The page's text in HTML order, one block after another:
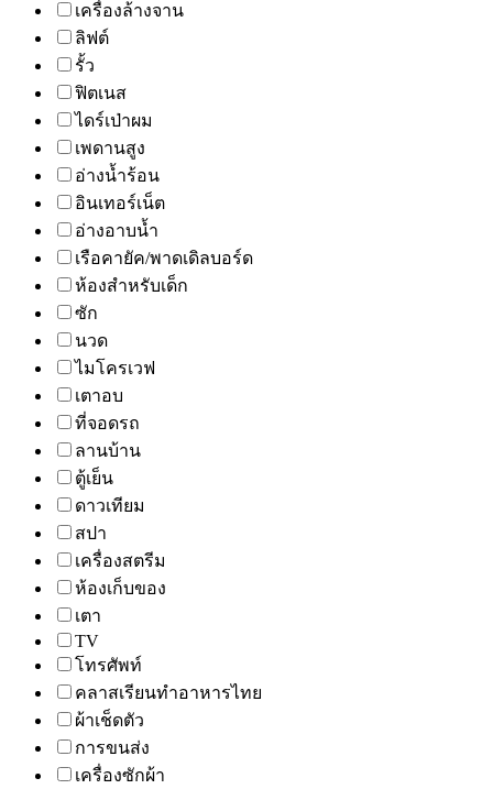
เครื่องล้างจาน
ลิฟต์
รั้ว
ฟิตเนส
ไดร์เป่าผม
เพดานสูง
อ่างน้ำร้อน
อินเทอร์เน็ต
อ่างอาบน้ำ
เรือคายัค/พาดเดิลบอร์ด
ห้องสำหรับเด็ก
ซัก
นวด
ไมโครเวฟ
เตาอบ
ที่จอดรถ
ลานบ้าน
ตู้เย็น
ดาวเทียม
สปา
เครื่องสตรีม
ห้องเก็บของ
เตา
TV
โทรศัพท์
คลาสเรียนทำอาหารไทย
ผ้าเช็ดตัว
การขนส่ง
เครื่องซักผ้า